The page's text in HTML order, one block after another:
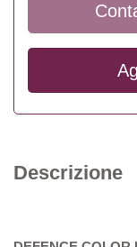
Descrizione